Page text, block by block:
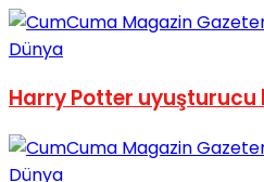
Dünya
Harry Potter uyuşturucu
Dünya